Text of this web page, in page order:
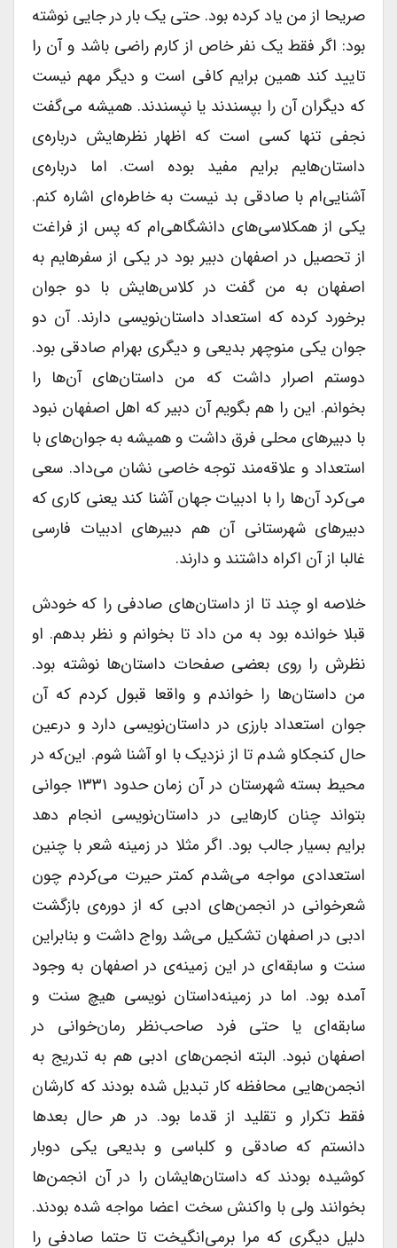
صریحا از من یاد کرده بود. حتی یک بار در جایی نوشته
بود: اگر فقط یک نفر خاص از کارم راضی باشد و آن را
تایید کند همین برایم کافی است و دیگر مهم نیست
که دیگران آن را بپسندند یا نپسندند. همیشه می‌گفت
نجفی تنها کسی است که اظهار‌ نظرهایش درباره‌ی
داستان‌هایم برایم مفید بوده است. اما درباره‌ی
آشنایی‌ام با صادقی بد نیست به خاطره‌ای اشاره کنم.
یکی از همکلاسی‌های دانشگاهی‌ام که پس از فراغت
از تحصیل در اصفهان دبیر بود در یکی از سفرهایم به
اصفهان به من گفت در کلاس‌هایش با دو جوان
برخورد کرده که استعداد داستان‌نویسی دارند. آن دو
جوان یکی منوچهر بدیعی و دیگری بهرام صادقی بود.
دوستم اصرار داشت که من داستان‌های آن‌ها را
بخوانم. این را هم بگویم آن دبیر که اهل اصفهان نبود
با دبیرهای محلی فرق داشت و همیشه به جوان‌های با
استعداد و علاقه‌مند توجه خاصی نشان می‌داد. سعی
می‌کرد آن‌ها را با ادبیات جهان آشنا کند یعنی کاری که
دبیرهای شهرستانی آن هم دبیرهای ادبیات فارسی
غالبا از آن اکراه داشتند و دارند.
خلاصه او چند تا از داستان‌های صادفی را که خودش
قبلا خوانده بود به من داد تا بخوانم و نظر بدهم. او
نظرش را روی بعضی صفحات داستان‌ها نوشته بود.
من داستان‌ها را خواندم و واقعا قبول کردم که آن
جوان استعداد بارزی در داستان‌نویسی دارد و درعین
حال کنجکاو شدم تا از نزدیک با او آشنا شوم. این‌که در
محیط بسته شهرستان در آن زمان حدود ۱۳۳۱ جوانی
بتواند چنان کارهایی در داستان‌نویسی انجام دهد
برایم بسیار جالب بود. اگر مثلا در زمینه شعر با چنین
استعدادی مواجه می‌شدم کمتر حیرت می‌کردم چون
شعرخوانی در انجمن‌های ادبی که از دوره‌ی بازگشت
ادبی در اصفهان تشکیل می‌شد رواج داشت و بنابراین
سنت و سابقه‌ای در این زمینه‌‌ی در اصفهان به وجود
آمده بود. اما در زمینه‌داستان نویسی هیچ سنت و
سابقه‌ای یا حتی فرد صاحب‌نظر رمان‌خوانی در
اصفهان نبود. البته انجمن‌های ادبی هم به تدریج به
انجمن‌هایی محافظه کار تبدیل شده بودند که کارشان
فقط تکرار و تقلید از قدما بود. در هر حال بعد‌ها
دانستم که صادقی و کلباسی و بدیعی یکی دوبار
کوشیده بودند که داستان‌هایشان را در آن انجمن‌ها
بخوانند ولی با واکنش سخت اعضا مواجه شده بودند.
دلیل دیگری که مرا برمی‌انگیخت تا حتما صادفی را